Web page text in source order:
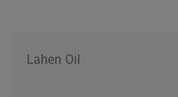
Lahen Oil